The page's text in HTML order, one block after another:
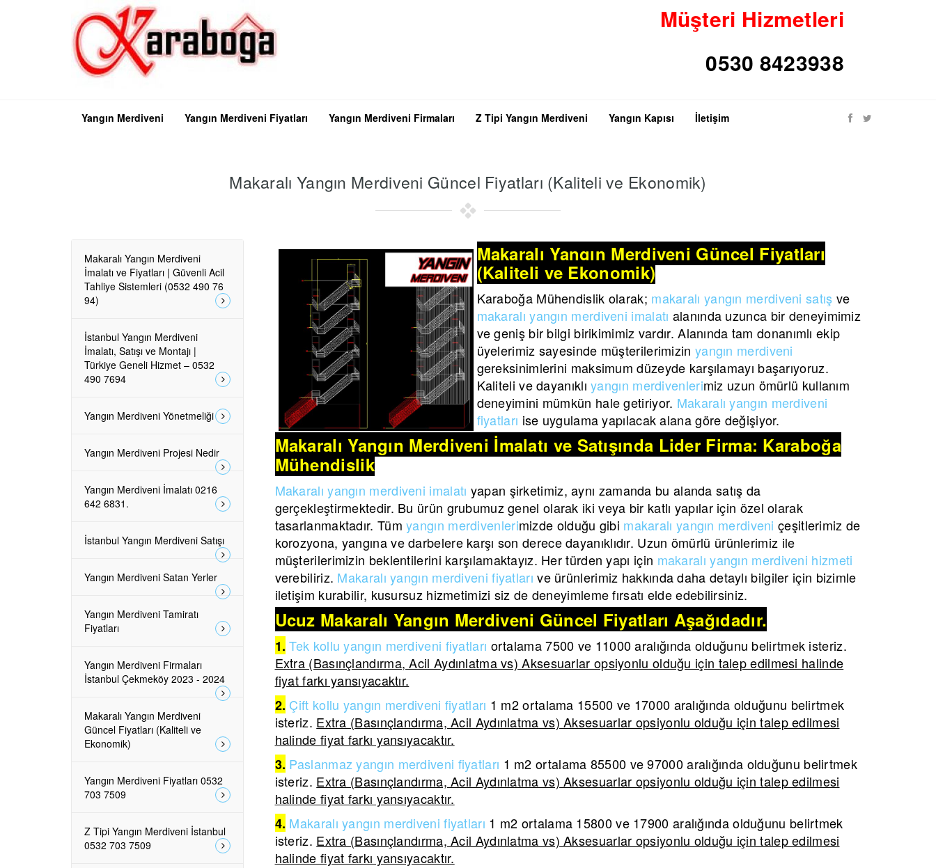
Müşteri Hizmetleri
Yangın Merdiveni Yangın Merdiveni Fiyatları Yangın Merdiveni Firmaları Z Tipi Yangın Merdiveni Yangın Kapısı İletişim
Makaralı Yangın Merdiveni Güncel Fiyatları (Kaliteli ve Ekonomik)
Makaralı Yangın Merdiveni Güncel Fiyatları
(Kaliteli ve Ekonomik)
Karaboğa Mühendislik olarak; makaralı yangın merdiveni satış ve
makaralı yangın merdiveni imalatı alanında uzunca bir deneyimimiz
ve geniş bir bilgi birikimimiz vardır. Alanında tam donanımlı ekip
üyelerimiz sayesinde müşterilerimizin yangın merdiveni
gereksinimlerini maksimum düzeyde karşılamayı başarıyoruz.
Kaliteli ve dayanıklıyangın merdivenlerimiz uzun ömürlü kullanım
deneyimini mümkün hale getiriyor. Makaralı yangın merdiveni
fiyatları ise uygulama yapılacak alana göre değişiyor.
Makaralı Yangın Merdiveni İmalatı ve Satışında Lider Firma: Karaboğa
Mühendislik
Makaralı yangın merdiveni imalatı yapan şirketimiz, aynı zamanda bu alanda satış da
gerçekleştirmektedir. Bu ürün grubumuz genel olarak iki veya bir katlı yapılar için özel olarak
tasarlanmaktadır. Tümyangın merdivenlerimizde olduğu gibi makaralı yangın merdiveni çeşitlerimiz de
korozyona, yangına ve darbelere karşı son derece dayanıklıdır. Uzun ömürlü ürünlerimiz ile
müşterilerimizin beklentilerini karşılamaktayız. Her türden yapı için makaralı yangın merdiveni hizmeti
verebiliriz. Makaralı yangın merdiveni fiyatları ve ürünlerimiz hakkında daha detaylı bilgiler için bizimle
iletişim kurabilir, kusursuz hizmetimizi siz de deneyimleme fırsatı elde edebilirsiniz.
Ucuz Makaralı Yangın Merdiveni Güncel Fiyatları Aşağıdadır.
1. Tek kollu yangın merdiveni fiyatları ortalama 7500 ve 11000 aralığında olduğunu belirtmek isteriz.
Extra (Basınçlandırma, Acil Aydınlatma vs) Aksesuarlar opsiyonlu olduğu için talep edilmesi halinde
fiyat farkı yansıyacaktır.
2. Çift kollu yangın merdiveni fiyatları 1 m2 ortalama 15500 ve 17000 aralığında olduğunu belirtmek
isteriz. Extra (Basınçlandırma, Acil Aydınlatma vs) Aksesuarlar opsiyonlu olduğu için talep edilmesi
halinde fiyat farkı yansıyacaktır.
3. Paslanmaz yangın merdiveni fiyatları 1 m2 ortalama 85500 ve 97000 aralığında olduğunu belirtmek
isteriz. Extra (Basınçlandırma, Acil Aydınlatma vs) Aksesuarlar opsiyonlu olduğu için talep edilmesi
halinde fiyat farkı yansıyacaktır.
4. Makaralı yangın merdivenifiyatları 1 m2 ortalama 15800 ve 17900 aralığında olduğunu belirtmek
isteriz. Extra (Basınçlandırma, Acil Aydınlatma vs) Aksesuarlar opsiyonlu olduğu için talep edilmesi
halinde fiyat farkı yansıyacaktır.
Makaralı Yangın Merdiveni
İmalatı ve Fiyatları | Güvenli Acil
Tahliye Sistemleri (0532 490 76
94)
İstanbul Yangın Merdiveni
İmalatı, Satışı ve Montajı |
Türkiye Geneli Hizmet – 0532
490 7694
Yangın Merdiveni Yönetmeliği
Yangın Merdiveni Projesi Nedir
Yangın Merdiveni İmalatı 0216
642 6831.
İstanbul Yangın Merdiveni Satışı
Yangın Merdiveni Satan Yerler
Yangın Merdiveni Tamiratı
Fiyatları
Yangın Merdiveni Firmaları
İstanbul Çekmeköy 2023 - 2024
Makaralı Yangın Merdiveni
Güncel Fiyatları (Kaliteli ve
Ekonomik)
Yangın Merdiveni Fiyatları 0532
703 7509
Z Tipi Yangın Merdiveni İstanbul
0532 703 7509